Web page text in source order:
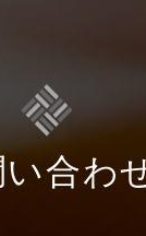
合わ